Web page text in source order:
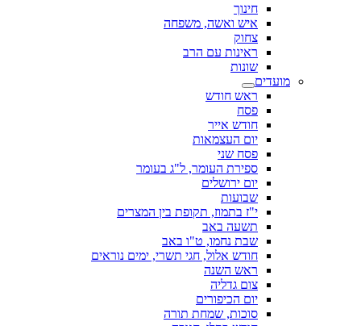
חינוך
איש ואשה, משפחה
צחוק
ראינות עם הרב
שונות
מועדים
ראש חודש
פסח
חודש אייר
יום העצמאות
פסח שני
ספירת העומר, ל"ג בעומר
יום ירושלים
שבועות
י"ז בתמוז, תקופת בין המצרים
תשעה באב
שבת נחמו, ט"ו באב
חודש אלול, חגי תשרי, ימים נוראים
ראש השנה
צום גדליה
יום הכיפורים
סוכות, שמחת תורה